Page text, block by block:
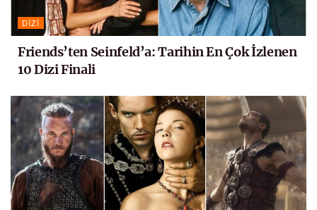
DIZI
Friends’ten Seinfeld’a: Tarihin En Çok İzlenen
10 Dizi Finali